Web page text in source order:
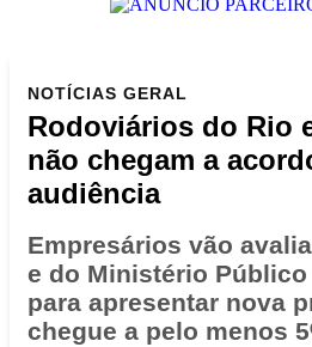
NOTÍCIAS GERAL
Rodoviários do Rio
não chegam a
audiência
Empresários vão
e do Ministério Público
para apresentar nova
chegue a pelo menos